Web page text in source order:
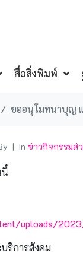
สื่อสิ่งพิมพ์
ขออนุโมทนาบุญ แ
In ข่าวกิจกรรมส่
นี้
uploads/
ริการสังคม